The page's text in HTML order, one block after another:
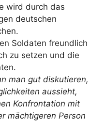
wird durch das
deutschen
Soldaten freundlich
zu setzen und die
man gut diskutieren,
aussieht,
Konfrontation mit
mächtigeren Person